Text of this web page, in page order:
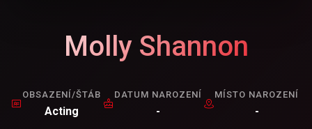
Molly Shannon
OBSAZENÍ/ŠTÁB
Acting
DATUM NAROZENÍ
-
MÍSTO NAROZENÍ
-